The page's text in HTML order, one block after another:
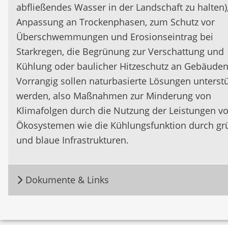
abfließendes Wasser in der Landschaft zu
Anpassung an Trockenphasen, zum Schutz vor
Überschwemmungen und Erosionseintrag bei
Starkregen, die Begrünung zur Verschattung und
Kühlung oder baulicher Hitzeschutz an
Vorrangig sollen naturbasierte Lösungen
werden, also Maßnahmen zur Minderung von
Klimafolgen durch die Nutzung der Leistungen
Ökosystemen wie die Kühlungsfunktion durch
und blaue Infrastrukturen.
Dokumente & Links